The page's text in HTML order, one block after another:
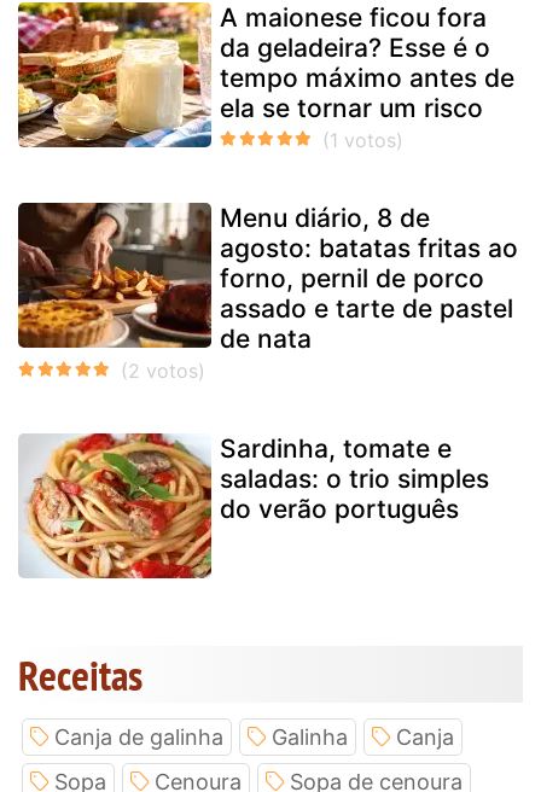
A maionese ficou fora
da geladeira? Esse é o
tempo máximo antes de
ela se tornar um risco
Menu diário, 8 de
agosto: batatas fritas ao
forno, pernil de porco
assado e tarte de pastel
de nata
Sardinha, tomate e
saladas: o trio simples
do verão português
Receitas
Canja de galinha Galinha
Canja
Sopa
Cenoura Sopa de cenoura